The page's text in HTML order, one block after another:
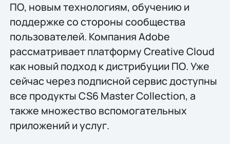
ПО, новым технологиям, обучению и
поддержке со стороны сообщества
пользователей. Компания Adobe
рассматривает платформу Creative Cloud
как новый подход к дистрибуции ПО. Уже
сейчас через подписной сервис доступны
все продукты CS6 Master Collection, а
также множество вспомогательных
приложений и услуг.